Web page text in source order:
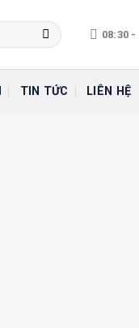
08:30 -
TIN TỨC LIÊN HỆ